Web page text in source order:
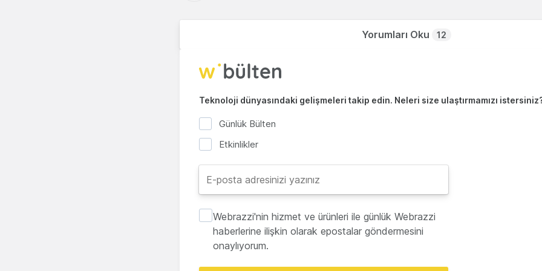
Yorumları Oku 12
Teknoloji dünyasındaki gelişmeleri takip edin. Neleri size ulaştırmamızı
Günlük Bülten
Etkinlikler
Webrazzi'nin hizmet ve ürünleri ile günlük Webrazzi
haberlerine ilişkin olarak epostalar göndermesini
onaylıyorum.